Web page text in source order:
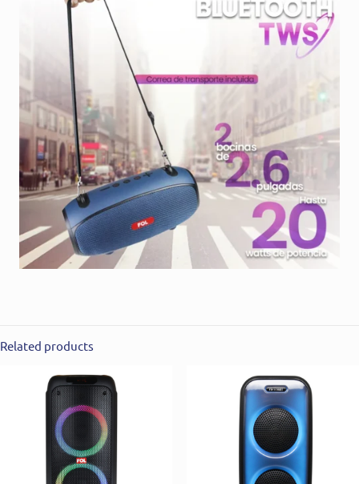
Related products